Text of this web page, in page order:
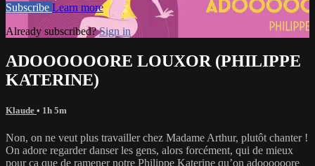
Subscribe Learn more
Already subscribed?Sign in
ADOOOOOORE LOUXOR (PHILIPPE
KATERINE)
Klaude • 1h 5m
Non, on ne veut plus travailler chez Madame Arthur, plutôt chanter !
On adore regarder danser les gens, alors forcément, qui de mieux
pour ça que de ramener notre Philippe Katerine qu’on adoooooore